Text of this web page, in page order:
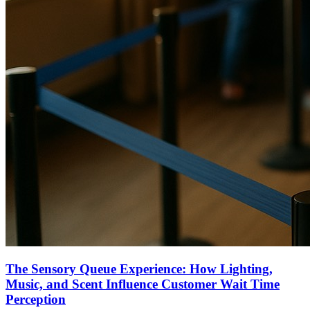
The Sensory Queue Experience: How Lighting,
Music, and Scent Influence Customer Wait Time
Perception